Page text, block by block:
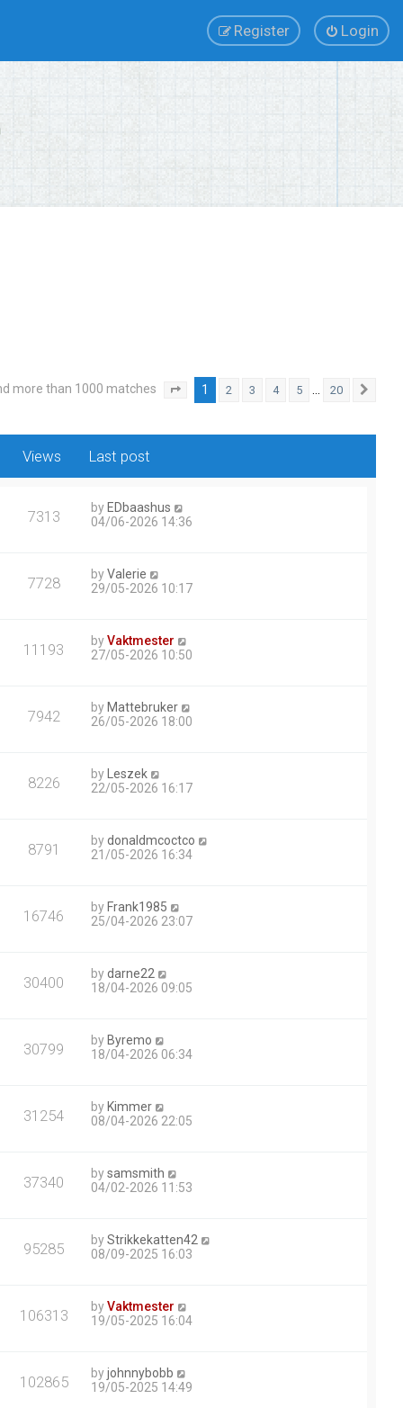
Login
Register
more than 1000 matches Page of
1 2 3 4 5 … 20
Views Last post
7313 by EDbaashus
04/06-2026 14:36
7728 byValerie
29/05-2026 10:17
11193 byVaktmester
27/05-2026 10:50
7942 by Mattebruker
26/05-2026 18:00
8226 by
Leszek
22/05-2026 16:17
8791 bydonaldmcoctco
21/05-2026 16:34
16746 by Frank1985
25/04-2026 23:07
30400 bydarne22
18/04-2026 09:05
30799 by Byremo
18/04-2026 06:34
31254 by Kimmer
08/04-2026 22:05
37340 bysamsmith
04/02-2026 11:53
95285 byStrikkekatten42
08/09-2025 16:03
106313 byVaktmester
19/05-2025 16:04
102865 byjohnnybobb
19/05-2025 14:49